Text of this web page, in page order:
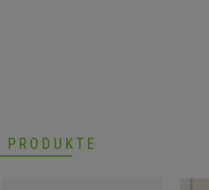
PRODUKTE